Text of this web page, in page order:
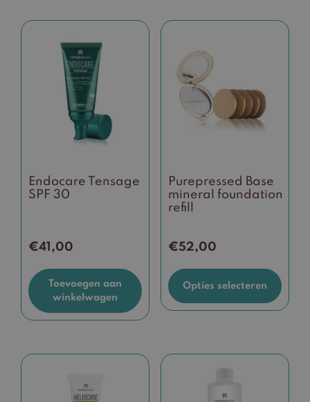
Endocare Tensage
SPF 30
€41,00
Toevoegen aan
winkelwagen
Purepressed Base
mineral foundation
refill
€52,00
Opties selecteren
Dit
heeft
meerdere
variaties.
worden
op
Dit